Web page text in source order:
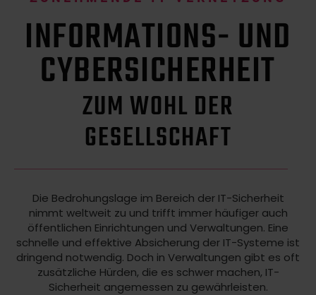
INFORMATIONS- UND
CYBERSICHERHEIT
ZUM WOHL DER
GESELLSCHAFT
Die Bedrohungslage im Bereich der IT-Sicherheit
nimmt weltweit zu und trifft immer häufiger auch
öffentlichen Einrichtungen und Verwaltungen. Eine
schnelle und effektive Absicherung der IT-Systeme ist
dringend notwendig. Doch in Verwaltungen gibt es oft
zusätzliche Hürden, die es schwer machen, IT-
Sicherheit angemessen zu gewährleisten.